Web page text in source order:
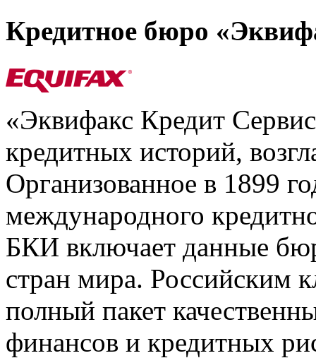
Кредитное бюро
«Эквифакс Кредит
кредитных историй,
Организованное в 1899
международного
БКИ включает данные
стран мира. Российским
полный пакет
финансов и кредитных